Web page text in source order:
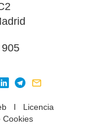
I Licencia
Cookies